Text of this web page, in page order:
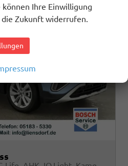
können Ihre Einwilligung
Zukunft widerrufen.